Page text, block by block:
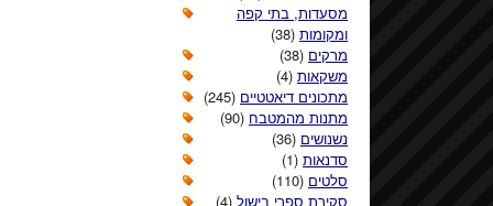
מסעדות, בתי קפה
ומקומות (38)
מרקים (38)
משקאות (4)
מתכונים דיאטטיים (245)
מתנות מהמטבח (90)
נשנושים (36)
סדנאות (1)
סלטים (110)
סקירת ספרי בישול (4)